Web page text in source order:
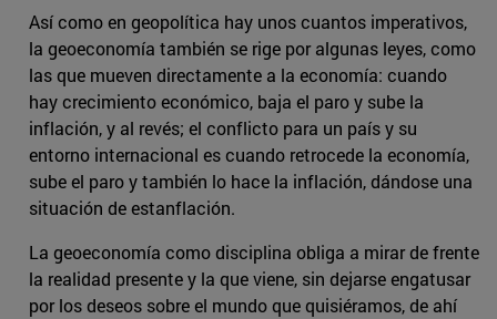
Así como en geopolítica hay unos cuantos imperativos,
la geoeconomía también se rige por algunas leyes, como
las que mueven directamente a la economía: cuando
hay crecimiento económico, baja el paro y sube la
inflación, y al revés; el conflicto para un país y su
entorno internacional es cuando retrocede la economía,
sube el paro y también lo hace la inflación, dándose una
situación de estanflación.
La geoeconomía como disciplina obliga a mirar de frente
la realidad presente y la que viene, sin dejarse engatusar
por los deseos sobre el mundo que quisiéramos, de ahí